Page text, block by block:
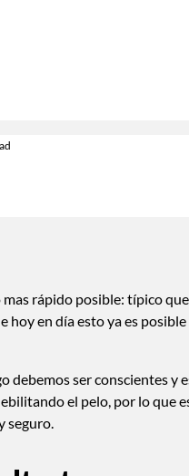
mas rápido posible: típico que
hoy en día esto ya es posible
debemos ser conscientes y
el pelo, por lo que
seguro.